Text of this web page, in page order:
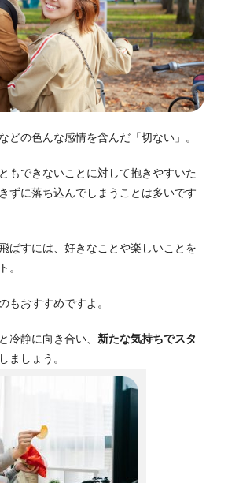
どの色んな感情を含んだ「切ない」。
もできないことに対して抱きやすいた
ずに落ち込んでしまうことは多いです
ばすには、好きなことや楽しいことを
。
もおすすめですよ。
冷静に向き合い、 新たな気持ちでスタ
ましょう。